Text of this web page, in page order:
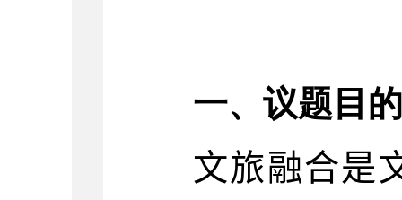
一、议题目的
文旅融合是